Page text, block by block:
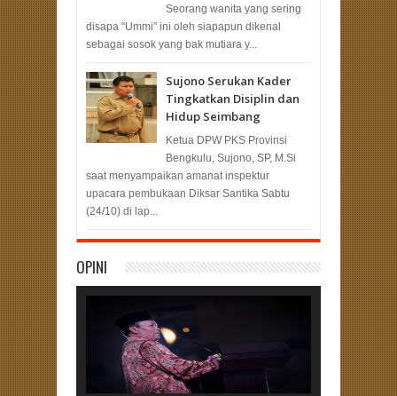
Seorang wanita yang sering
disapa “Ummi” ini oleh siapapun dikenal
sebagai sosok yang bak mutiara y...
Sujono Serukan Kader
Tingkatkan Disiplin dan
Hidup Seimbang
Ketua DPW PKS Provinsi
Bengkulu, Sujono, SP, M.Si
saat menyampaikan amanat inspektur
upacara pembukaan Diksar Santika Sabtu
(24/10) di lap...
OPINI